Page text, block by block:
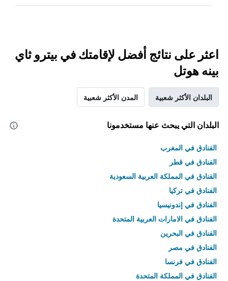
اعثر على نتائج أفضل لإقامتك في بيترو ثاي
بينه هوتل
البلدان الأكثر شعبية المدن الأكثر شعبية
البلدان التي يبحث عنها مستخدمونا
الفنادق في المغرب
الفنادق في قطر
الفنادق في المملكة العربية السعودية
الفنادق في تركيا
الفنادق في إندونيسيا
الفنادق في الامارات العربية المتحدة
الفنادق في البحرين
الفنادق في مصر
الفنادق في فرنسا
الفنادق في المملكة المتحدة